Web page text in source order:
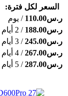
السعر لكل فترة:
ر.س110.00 / يوم
ر.س188.00 / 2 أيام
ر.س245.00/ 3 أيام
ر.س267.00/ 4 أيام
ر.س287.00/ 5 أيام